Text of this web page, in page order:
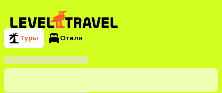
Туры Отели